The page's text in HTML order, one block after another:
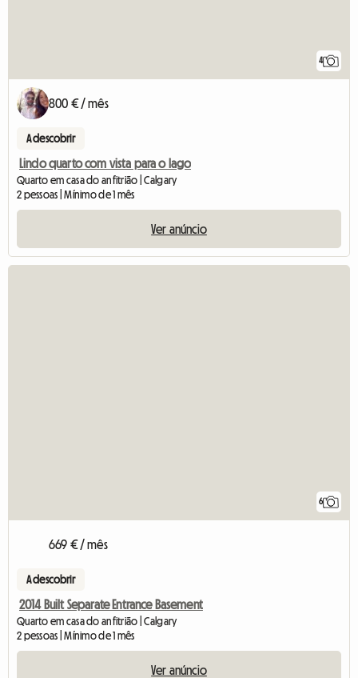
4
800 € / mês
A descobrir
Lindo quarto com vista para o lago
Quarto em casa do anfitrião | Calgary
2 pessoas | Mínimo de 1 mês
Ver anúncio
6
669 € / mês
A descobrir
2014 Built Separate Entrance Basement
Quarto em casa do anfitrião | Calgary
2 pessoas | Mínimo de 1 mês
Ver anúncio